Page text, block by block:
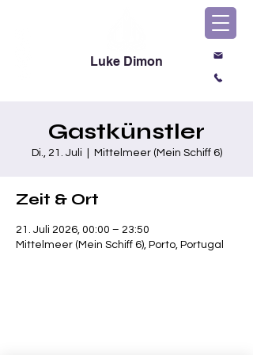
Luke Dimon
Gastkünstler
Di., 21. Juli Mittelmeer (Mein Schiff 6)
Zeit & Ort
21. Juli 2026, 00:00 – 23:50
Mittelmeer (Mein Schiff 6), Porto, Portugal